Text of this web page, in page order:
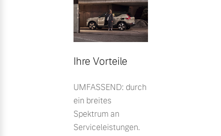
Ihre Vorteile
UMFASSEND: durch
ein breites
Spektrum an
Serviceleistungen.